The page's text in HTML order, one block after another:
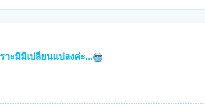
าะมิมีเปลี่ยนแปลงค่ะ...